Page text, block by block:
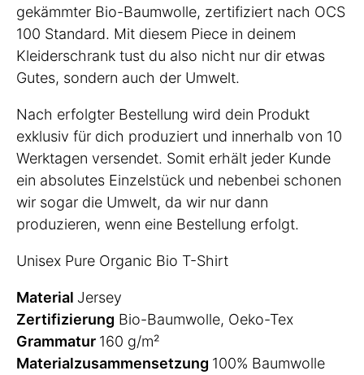
gekämmter Bio-Baumwolle, zertifiziert nach OCS
100 Standard. Mit diesem Piece in deinem
Kleiderschrank tust du also nicht nur dir etwas
Gutes, sondern auch der Umwelt.
Nach erfolgter Bestellung wird dein Produkt
exklusiv für dich produziert und innerhalb von 10
Werktagen versendet. Somit erhält jeder Kunde
ein absolutes Einzelstück und nebenbei schonen
wir sogar die Umwelt, da wir nur dann
produzieren, wenn eine Bestellung erfolgt.
Unisex Pure Organic Bio T-Shirt
Material Jersey
Zertifizierung Bio-Baumwolle, Oeko-Tex
Grammatur 160 g/m²
Materialzusammensetzung 100% Baumwolle